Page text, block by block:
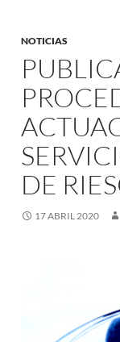
NOTICIAS
DE
17 ABRIL 2020